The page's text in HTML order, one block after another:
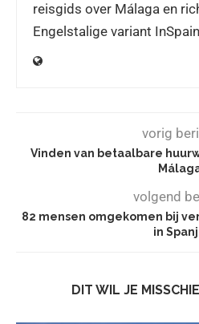
reisgids over Málaga en
Engelstalige variant
vorig
Vinden van betaalbare
volgend
82 mensen omgekomen bij
in
DIT WIL JE